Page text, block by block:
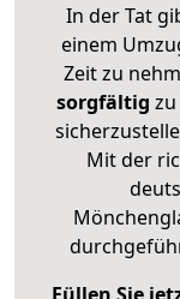
In der Tat
einem
Zeit zu
sorgfältig zu
Mit der